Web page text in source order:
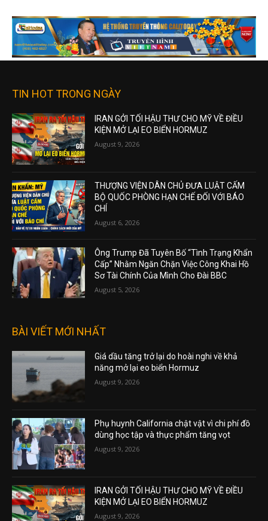
TIN HOT TRONG NGÀY
IRAN GỞI TỐI HẬU THƯ CHO MỸ VỀ ĐIỀU
KIỆN MỞ LẠI EO BIỂN HORMUZ
August 9, 2026
THƯỢNG VIỆN DÂN CHỦ ĐƯA LUẬT CẤM
BỘ QUỐC PHÒNG HẠN CHẾ ĐỐI VỚI BÁO
CHÍ
August 6, 2026
Ông Trump Đã Tuyên Bố “Tình Trạng Khẩn
Cấp” Nhằm Ngăn Chặn Việc Công Khai Hồ
Sơ Tài Chính Của Mình Cho Đài BBC
August 5, 2026
BÀI VIẾT MỚI NHẤT
Giá dầu tăng trở lại do hoài nghi về khả
năng mở lại eo biển Hormuz
August 9, 2026
Phụ huynh California chật vật vì chi phí đồ
dùng học tập và thực phẩm tăng vọt
August 9, 2026
IRAN GỞI TỐI HẬU THƯ CHO MỸ VỀ ĐIỀU
KIỆN MỞ LẠI EO BIỂN HORMUZ
August 9, 2026